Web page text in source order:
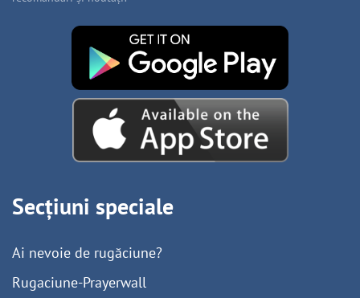
Secțiuni speciale
Ai nevoie de rugăciune?
Rugaciune-Prayerwall